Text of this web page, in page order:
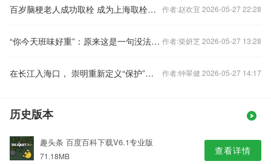
百岁脑梗老人成功取栓 成为上海取栓成功最高龄患者 作者:赵欢宜 2026-05-27 22:28
“你今天班味好重”：原来这是一句没法作弊的体检结论 作者:柴妍芝 2026-05-27 13:28
在长江入海口， 崇明重新定义“保护”与“发展” 作者:钟翠健 2026-05-27 14:17
历史版本
趣头条 百度百科下载V6.1专业版
71.18MB 查看详情